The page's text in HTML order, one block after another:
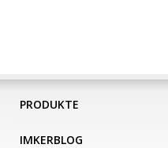
PRODUKTE
IMKERBLOG